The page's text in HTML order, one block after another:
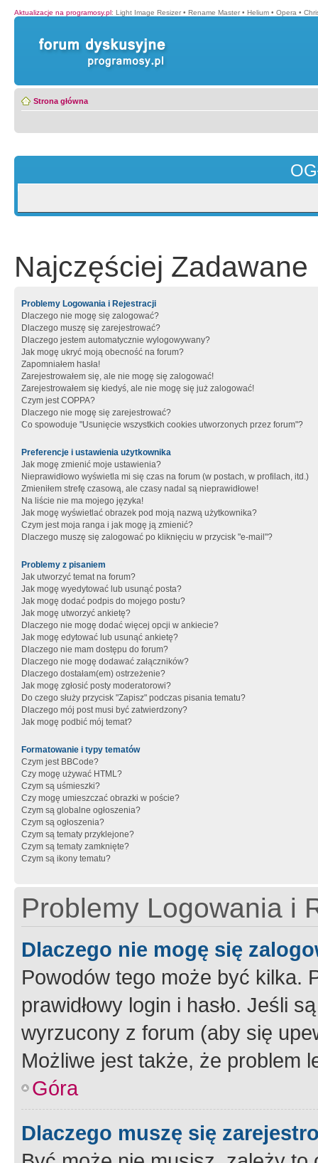
Aktualizacje na programosy.pl: Light Image Resizer • Rename Master • Helium • Opera •
Strona główna
Najczęściej Zadawane
Problemy Logowania i Rejestracji
Dlaczego nie mogę się zalogować?
Dlaczego muszę się zarejestrować?
Dlaczego jestem automatycznie wylogowywany?
Jak mogę ukryć moją obecność na forum?
Zapomniałem hasła!
Zarejestrowałem się, ale nie mogę się zalogować!
Zarejestrowałem się kiedyś, ale nie mogę się już zalogować!
Czym jest COPPA?
Dlaczego nie mogę się zarejestrować?
Co spowoduje "Usunięcie wszystkich cookies utworzonych przez forum"?
Preferencje i ustawienia użytkownika
Jak mogę zmienić moje ustawienia?
Nieprawidłowo wyświetla mi się czas na forum (w postach, w profilach, itd.)
Zmieniłem strefę czasową, ale czasy nadal są nieprawidłowe!
Na liście nie ma mojego języka!
Jak mogę wyświetlać obrazek pod moją nazwą użytkownika?
Czym jest moja ranga i jak mogę ją zmienić?
Dlaczego muszę się zalogować po kliknięciu w przycisk "e-mail"?
Problemy z pisaniem
Jak utworzyć temat na forum?
Jak mogę wyedytować lub usunąć posta?
Jak mogę dodać podpis do mojego postu?
Jak mogę utworzyć ankietę?
Dlaczego nie mogę dodać więcej opcji w ankiecie?
Jak mogę edytować lub usunąć ankietę?
Dlaczego nie mam dostępu do forum?
Dlaczego nie mogę dodawać załączników?
Dlaczego dostałam(em) ostrzeżenie?
Jak mogę zgłosić posty moderatorowi?
Do czego służy przycisk "Zapisz" podczas pisania tematu?
Dlaczego mój post musi być zatwierdzony?
Jak mogę podbić mój temat?
Formatowanie i typy tematów
Czym jest BBCode?
Czy mogę używać HTML?
Czym są uśmieszki?
Czy mogę umieszczać obrazki w poście?
Czym są globalne ogłoszenia?
Czym są ogłoszenia?
Czym są tematy przyklejone?
Czym są tematy zamknięte?
Czym są ikony tematu?
Problemy Logowania i
Dlaczego nie mogę się
Powodów tego może być kilka.
prawidłowy login i hasło. Jeśli
wyrzucony z forum (aby się
Możliwe jest także, że problem
Góra
Dlaczego muszę się